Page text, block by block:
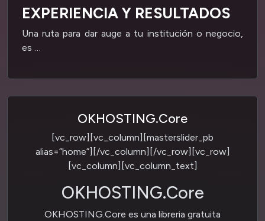
EXPERIENCIA Y RESULTADOS
Una ruta para dar auge a tu institución o negocio,
es …
OKHOSTING.Core
[vc_row][vc_column][masterslider_pb
alias=”home”][/vc_column][/vc_row][vc_row]
[vc_column][vc_column_text]
OKHOSTING.Core
OKHOSTING.Core es una libreria gratuita